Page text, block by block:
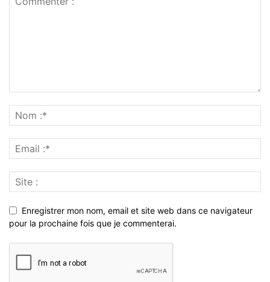
Enregistrer mon nom, email et site web dans ce navigateur
pour la prochaine fois que je commenterai.